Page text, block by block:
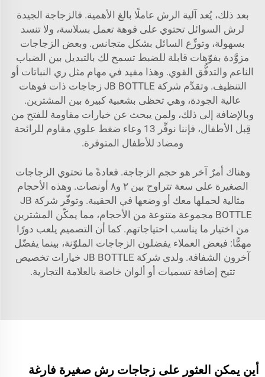
بعد ذلك، يُعد آلية الرش عاملًا بالغ الأهمية. فالزجاجة الجيدة
لرش السوائل تحتوي على فوهة تعمل بسلاسة، ولا تنسد
بسهولة، وتوزِّع السائل بشكل متجانس. وبعض الزجاجات
مزوَّدة بفوّهات قابلة للضبط تسمح لك بالتبديل بين الضباب
الناعم والتدفُّق القوي. وهذا مفيد في مهام مثل ري النباتات أو
التنظيف. وتقدِّم شركة JB BOTTLE زجاجات ذات فوهات
عالية الجودة، وهي تحظى بشعبية كبيرة بين المشترين.
وبالإضافة إلى ذلك، ولمن يبحث عن خيارات مقاومة للفتح من
قِبل الأطفال، فإننا نوفِّر
13 وعاء ضغط علوي مقاوم للرائحة
ومضاد للأطفال المتوفرة.
وهناك أمرٌ آخر هو حجم الزجاجة. فعادةً ما تحتوي الزجاجات
الصغيرة على سعة تتراوح بين ٢ و٨ أونصات. وهذه الأحجام
مثالية لحملها معك أو وضعها في الحقيبة. وتوفّر شركة JB
BOTTLE مجموعة متنوعة من الأحجام، مما يمكّن المشترين
من اختيار ما يناسب احتياجاتهم. كما أن التصميم يلعب دورًا
مهمًّا: فبعض العملاء يفضلون الزجاجات الملوّنة، بينما يفضّل
آخرون الشفافة. ولدى شركة JB BOTTLE خيارات تخصيص
تتيح إضافة تسميات أو ألوان خاصة بالعلامة التجارية.
أين يمكن العثور على زجاجات رش صغيرة فارغة